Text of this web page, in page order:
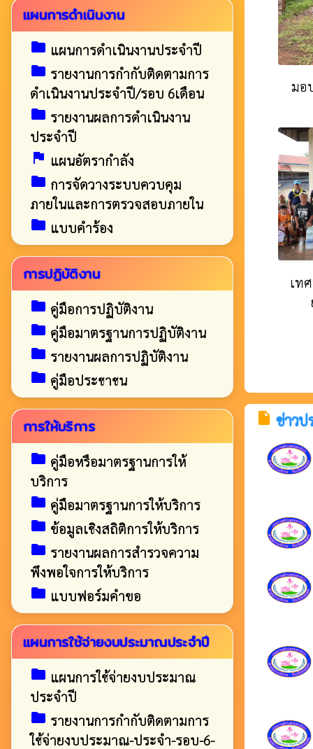
แผนการดำเนินงาน
folder แผนการดำเนินงานประจำปี
folder รายงานการกำกับติดตามการ
ดำเนินงานประจำปี/รอบ 6เดือน
folder รายงานผลการดำเนินงาน
ประจำปี
assistant_photo แผนอัตรากำลัง
folder การจัดวางระบบควบคุม
ภายในและการตรวจสอบภายใน
folder แบบคำร้อง
การปฏิบัติงาน
folder คู่มือการปฏิบัติงาน
folder คู่มือมาตรฐานการปฏิบัติงาน
folder รายงานผลการปฏิบัติงาน
folder คู่มือประชาชน
การให้บริการ
folder คู่มือหรือมาตรฐานการให้
บริการ
folder คู่มือมาตรฐานการให้บริการ
folder ข้อมูลเชิงสถิติการให้บริการ
folder รายงานผลการสำรวจความ
พึงพอใจการให้บริการ
folder แบบฟอร์มคำขอ
แผนการใช้จ่ายงบประมาณประจำปี
folder แผนการใช้จ่ายงบประมาณ
ประจำปี
folder รายงานการกำกับติดตามการ
ใช้จ่ายงบประมาณ-ประจำ-รอบ-6-
มอ
เท
insert_drive_file ข่าวป